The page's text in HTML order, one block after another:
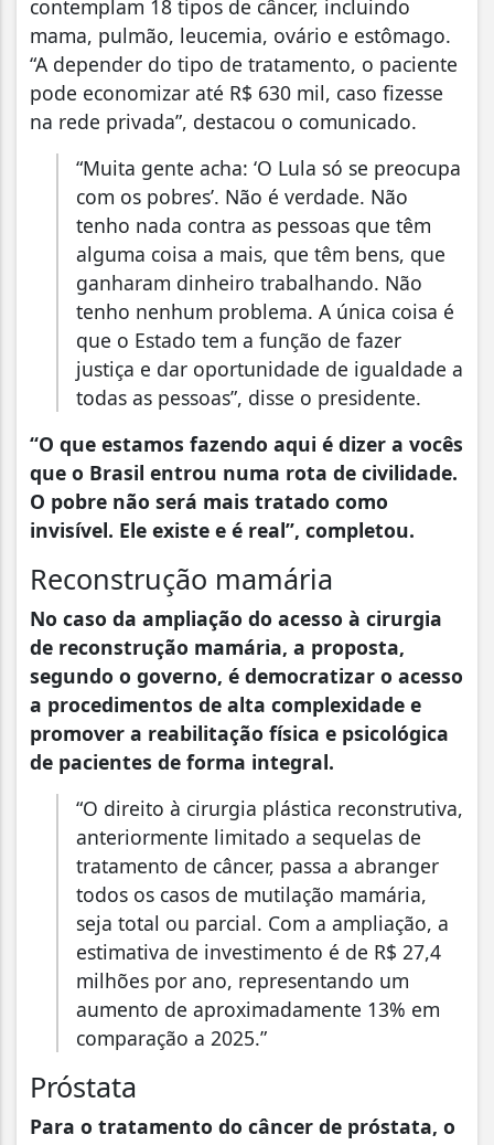
contemplam 18 tipos de câncer, incluindo
mama, pulmão, leucemia, ovário e estômago.
“A depender do tipo de tratamento, o paciente
pode economizar até R$ 630 mil, caso fizesse
na rede privada”, destacou o comunicado.
“Muita gente acha: ‘O Lula só se preocupa
com os pobres’. Não é verdade. Não
tenho nada contra as pessoas que têm
alguma coisa a mais, que têm bens, que
ganharam dinheiro trabalhando. Não
tenho nenhum problema. A única coisa é
que o Estado tem a função de fazer
justiça e dar oportunidade de igualdade a
todas as pessoas”, disse o presidente.
“O que estamos fazendo aqui é dizer a vocês
que o Brasil entrou numa rota de civilidade.
O pobre não será mais tratado como
invisível. Ele existe e é real”, completou.
Reconstrução mamária
No caso da ampliação do acesso à cirurgia
de reconstrução mamária, a proposta,
segundo o governo, é democratizar o acesso
a procedimentos de alta complexidade e
promover a reabilitação física e psicológica
de pacientes de forma integral.
“O direito à cirurgia plástica reconstrutiva,
anteriormente limitado a sequelas de
tratamento de câncer, passa a abranger
todos os casos de mutilação mamária,
seja total ou parcial. Com a ampliação, a
estimativa de investimento é de R$ 27,4
milhões por ano, representando um
aumento de aproximadamente 13% em
comparação a 2025.”
Próstata
Para o tratamento do câncer de próstata, o